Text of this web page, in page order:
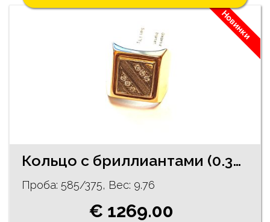
Новинки
Кольцо с бриллиантами (0.30 ct) 1892-0663
Проба: 585/375, Bес: 9.76
€ 1269.00